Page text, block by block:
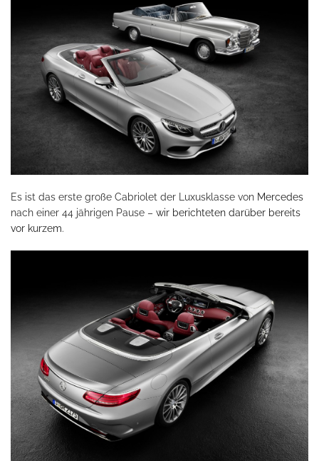
Es ist das erste große Cabriolet der Luxusklasse von Mercedes
nach einer 44 jährigen Pause – wir berichteten darüber bereits
vor kurzem.